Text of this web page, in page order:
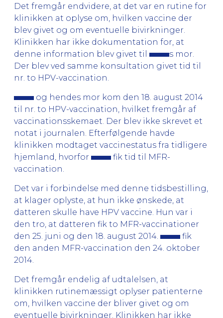
Det fremgår endvidere, at det var en rutine for
klinikken at oplyse om, hvilken vaccine der
blev givet og om eventuelle bivirkninger.
Klinikken har ikke dokumentation for, at
denne information blev givet til
s mor.
Der blev ved samme konsultation givet tid til
nr. to HPV-vaccination.
og hendes mor kom den 18. august 2014
til nr. to HPV-vaccination, hvilket fremgår af
vaccinationsskemaet. Der blev ikke skrevet et
notat i journalen. Efterfølgende havde
klinikken modtaget vaccinestatus fra tidligere
hjemland, hvorfor
fik tid til MFR-
vaccination.
Det var i forbindelse med denne tidsbestilling,
at klager oplyste, at hun ikke ønskede, at
datteren skulle have HPV vaccine. Hun var i
den tro, at datteren fik to MFR-vaccinationer
den 25. juni og den 18. august 2014.
fik
den anden MFR-vaccination den 24. oktober
2014.
Det fremgår endelig af udtalelsen, at
klinikken rutinemæssigt oplyser patienterne
om, hvilken vaccine der bliver givet og om
eventuelle bivirkninger. Klinikken har ikke